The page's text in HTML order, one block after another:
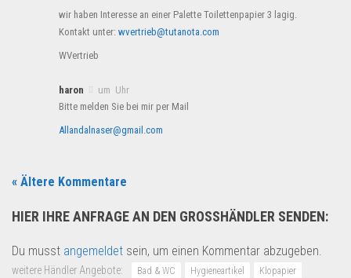
wir haben Interesse an einer Palette Toilettenpapier 3 lagig.
Kontakt unter: wvertrieb@tutanota.com
WVertrieb
haron
um Uhr
Bitte melden Sie bei mir per Mail
Allandalnaser@gmail.com
« Ältere Kommentare
HIER IHRE ANFRAGE AN DEN GROSSHÄNDLER SENDEN:
Du musst angemeldet sein, um einen Kommentar abzugeben.
weitere Händler Angebote: Bad & WC Hygieneartikel
Klopapier